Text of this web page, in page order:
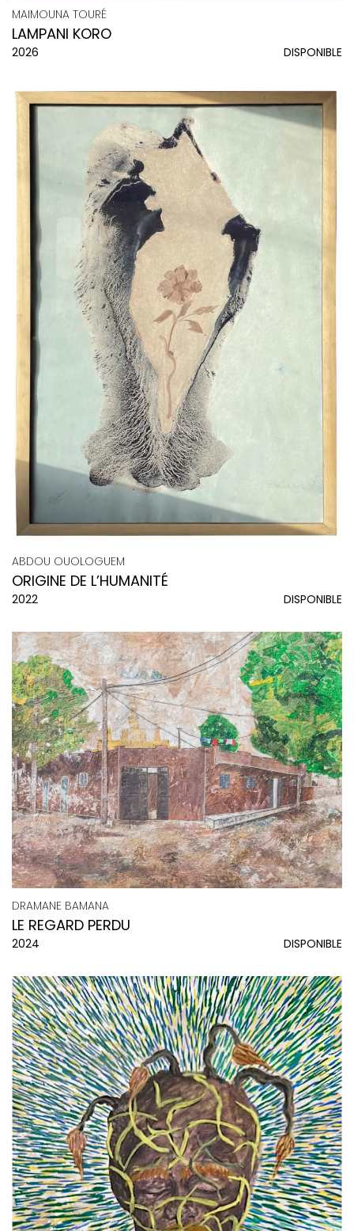
MAIMOUNA TOURÉ
LAMPANI KORO
2026 DISPONIBLE
ABDOU OUOLOGUEM
ORIGINE DE L’HUMANITÉ
2022 DISPONIBLE
DRAMANE BAMANA
LE REGARD PERDU
2024 DISPONIBLE